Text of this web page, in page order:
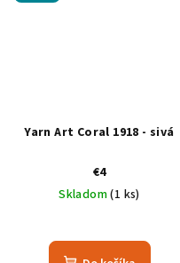
Yarn Art Coral 1918 - sivá
€4
Skladom(1 ks)